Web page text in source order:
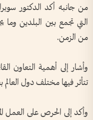
من جانبه أكد الدكتور
التي تجمع بين البلدين
من الزمن.
وأشار إلى أهمية التعاون
تتأثر فيها مختلف دول العالم
وأكد إلى الحرص على العمل